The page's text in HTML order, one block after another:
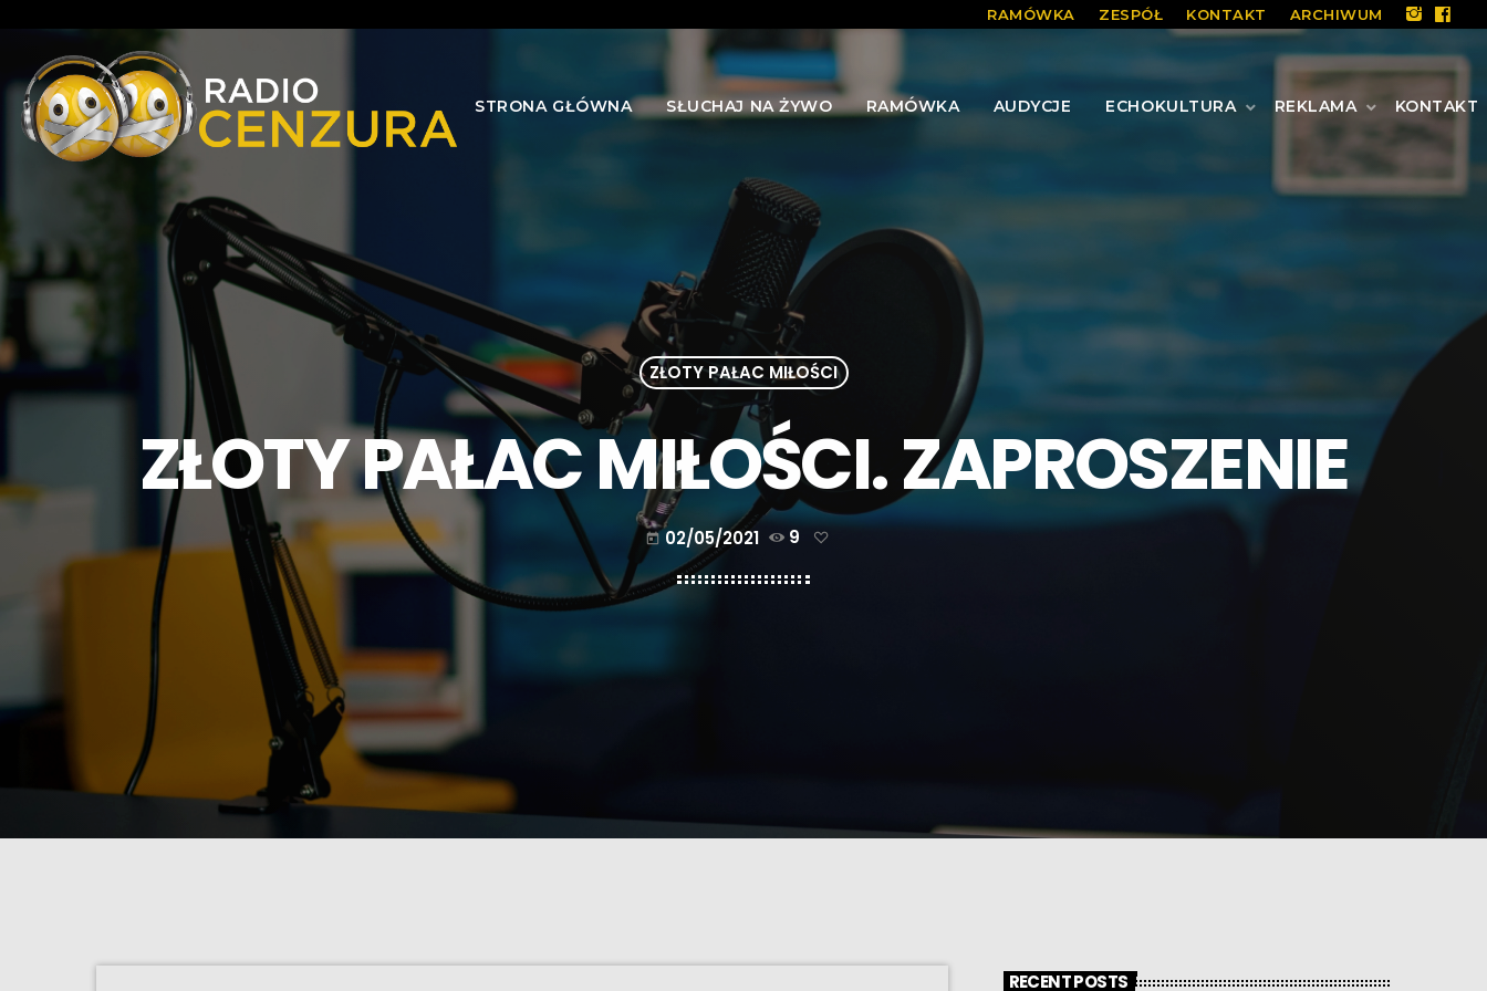
RAMÓWKA ZESPÓŁ KONTAKT ARCHIWUM
STRONA GŁÓWNA SŁUCHAJ NA ŻYWO RAMÓWKA AUDYCJE ECHOKULTURA REKLAMA KONTAKT
ZŁOTY PAŁAC MIŁOŚCI
ZŁOTY PAŁAC MIŁOŚCI. ZAPROSZENIE
today 02/05/2021 9
RECENT POSTS